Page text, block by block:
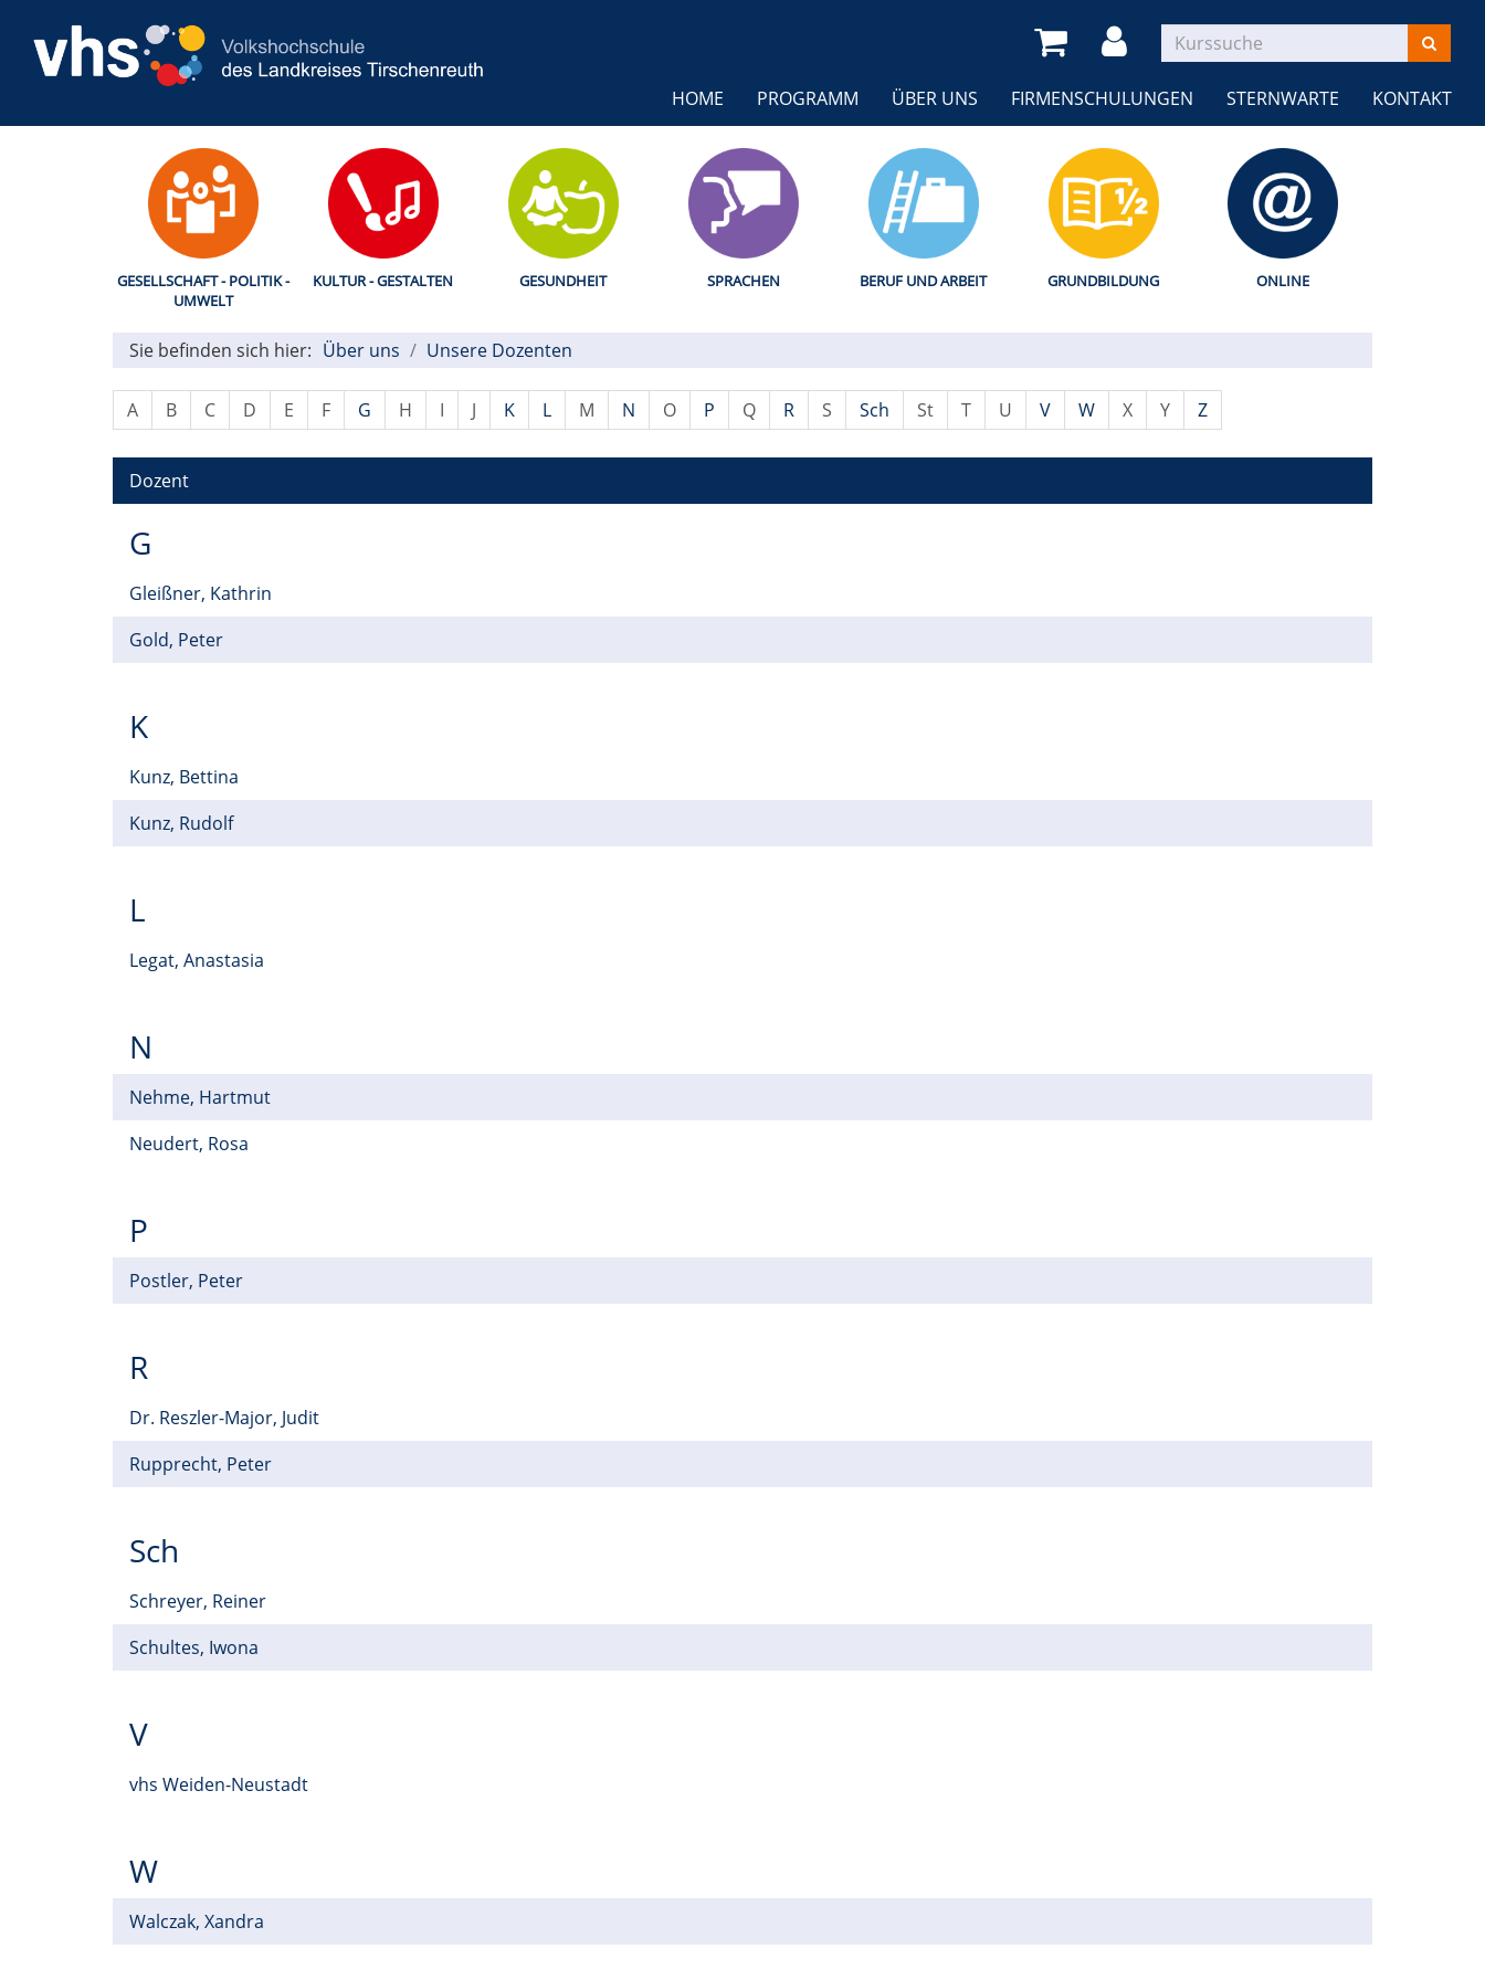
HOME PROGRAMM ÜBER UNS FIRMENSCHULUNGEN STERNWARTE KONTAKT
GESELLSCHAFT - POLITIK -
UMWELT
KULTUR - GESTALTEN GESUNDHEIT SPRACHEN BERUF UND ARBEIT GRUNDBILDUNG ONLINE
Sie befinden sich hier: Über uns Unsere Dozenten
A B C D E F G H I J K L M N O P Q R S Sch St T U V W X Y Z
Dozent
G
Gleißner, Kathrin
Gold, Peter
K
Kunz, Bettina
Kunz, Rudolf
L
Legat, Anastasia
N
Nehme, Hartmut
Neudert, Rosa
P
Postler, Peter
R
Dr. Reszler-Major, Judit
Rupprecht, Peter
Sch
Schreyer, Reiner
Schultes, Iwona
V
vhs Weiden-Neustadt
W
Walczak, Xandra